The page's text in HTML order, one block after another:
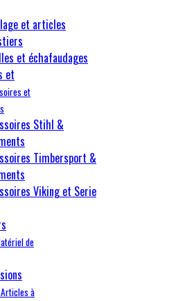
et articles
et échafaudages
et
et
Stihl &
Timbersport &
Viking et Serie
de
Articles à